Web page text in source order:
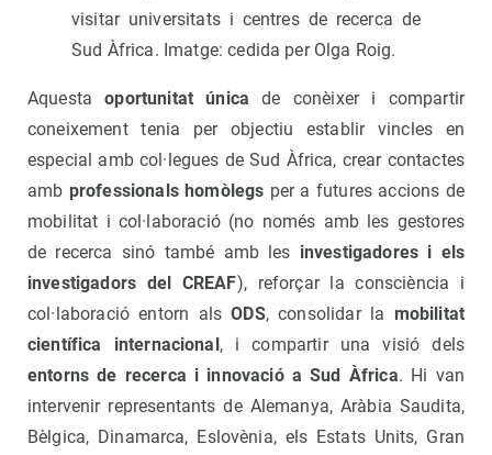
visitar universitats i centres de recerca de
Sud Àfrica. Imatge: cedida per Olga Roig.
Aquestaoportunitat única de conèixer i compartir
coneixement tenia per objectiu establir vincles en
especial amb col·legues de Sud Àfrica, crear contactes
amb professionals homòlegs per a futures accions de
mobilitat i col·laboració (no només amb les gestores
de recerca sinó també amb les investigadores i els
investigadors del CREAF), reforçar la consciència i
col·laboració entorn alsODS, consolidar la mobilitat
científica internacional, i compartir una visió dels
entorns de recerca i innovació a Sud Àfrica. Hi van
intervenir representants de Alemanya, Aràbia Saudita,
Bèlgica, Dinamarca, Eslovènia, els Estats Units, Gran